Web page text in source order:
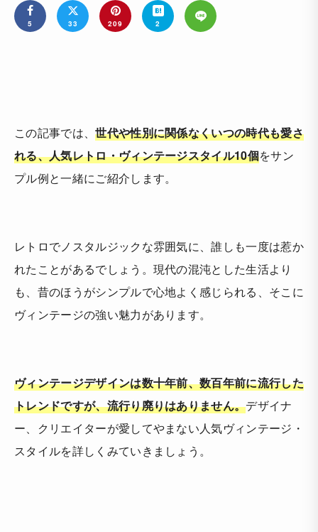
5 33 209 2
この記事では、世代や性別に関係なくいつの時代も愛さ
れる、人気レトロ・ヴィンテージスタイル10個をサン
プル例と一緒にご紹介します。
レトロでノスタルジックな雰囲気に、誰しも一度は惹か
れたことがあるでしょう。現代の混沌とした生活より
も、昔のほうがシンプルで心地よく感じられる、そこに
ヴィンテージの強い魅力があります。
ヴィンテージデザインは数十年前、数百年前に流行した
トレンドですが、流行り廃りはありません。デザイナ
ー、クリエイターが愛してやまない人気ヴィンテージ・
スタイルを詳しくみていきましょう。